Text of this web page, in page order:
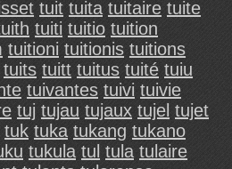
tuit tuita tuitaire tuite
tuiti tuitio tuition
tuitioni tuitionis tuitions
tuits tuitt tuitus tuité tuiu
tuivantes tuivi tuivie
tuj tujau tujaux tujel tujet
tuk tuka tukang tukano
tukula tul tula tulaire